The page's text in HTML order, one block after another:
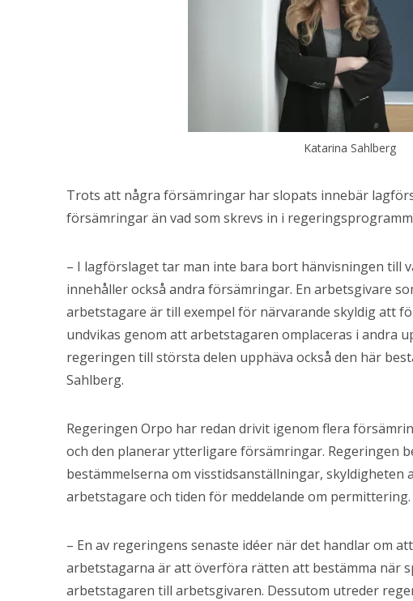
Katarina Sahlberg
Trots att några försämringar har slopats innebär
försämringar än vad som skrevs in i
– I lagförslaget tar man inte bara bort hänvisningen till
innehåller också andra försämringar. En arbetsgivare
arbetstagare är till exempel för närvarande skyldig att
undvikas genom att arbetstagaren omplaceras i andra
regeringen till största delen upphäva också den här
Sahlberg.
Regeringen Orpo har redan drivit igenom flera
och den planerar ytterligare försämringar. Regeringen
bestämmelserna om visstidsanställningar, skyldigheten
arbetstagare och tiden för meddelande om permittering.
– En av regeringens senaste idéer när det handlar om
arbetstagarna är att överföra rätten att bestämma när
arbetstagaren till arbetsgivaren. Dessutom utreder